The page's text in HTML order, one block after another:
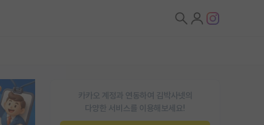
카카오 계정과 연동하여 김박사넷의
다양한 서비스를 이용해보세요!